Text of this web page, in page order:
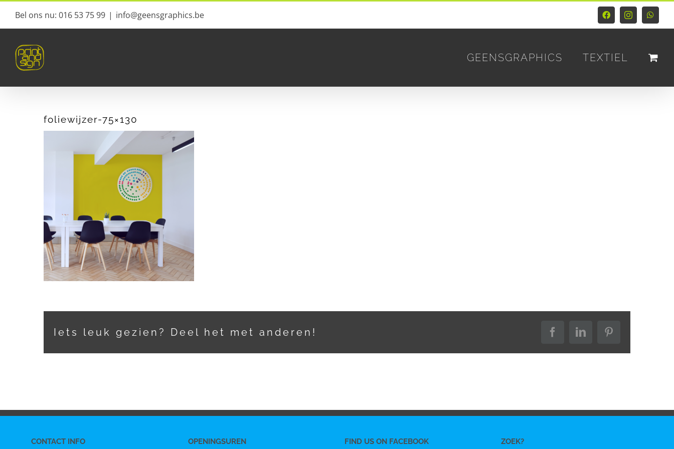
Ga
Bel ons nu: 016 53 75 99 | info@geensgraphics.be FacebookInstagram
GEENSGRAPHICS TEXTIEL
foliewijzer-75×130
Iets leuk gezien? Deel het met anderen! FacebookLinkedInPinterest
CONTACT INFO OPENINGSUREN FIND US ON FACEBOOK ZOEK?